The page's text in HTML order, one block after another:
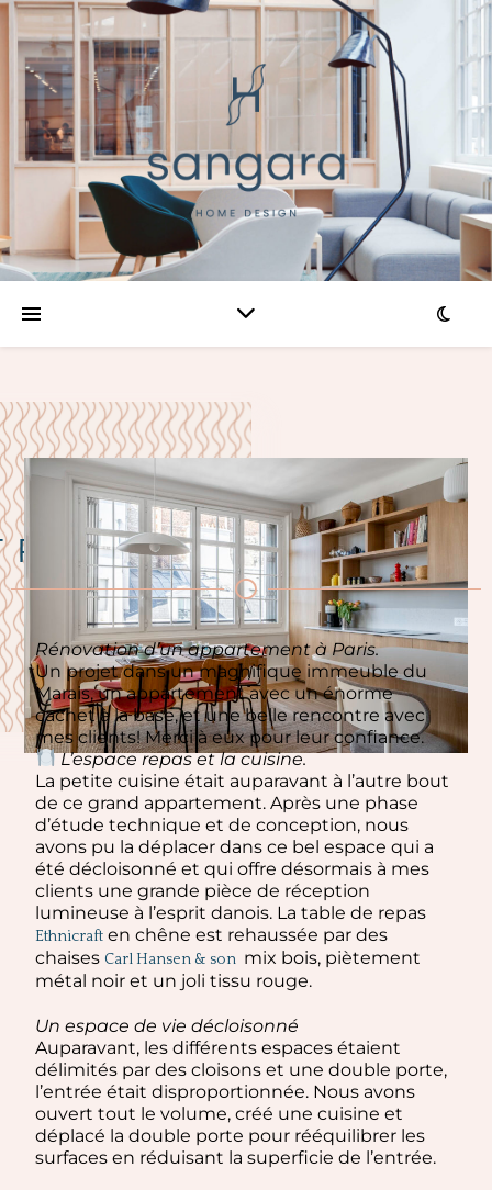
PERLE /
Rénovation d’un appartement à Paris.
Un projet dans un magnifique immeuble du
Marais, un appartement avec un énorme
cachet à la base, et une belle rencontre avec
mes clients! Merci à eux pour leur confiance.
L’espace repas et la cuisine.
La petite cuisine était auparavant à l’autre bout
de ce grand appartement. Après une phase
d’étude technique et de conception, nous
avons pu la déplacer dans ce bel espace qui a
été décloisonné et qui offre désormais à mes
clients une grande pièce de réception
lumineuse à l’esprit danois. La table de repas
Ethnicraft en chêne est rehaussée par des
chaises Carl Hansen & son mix bois, piètement
métal noir et un joli tissu rouge.
Un espace de vie décloisonné
Auparavant, les différents espaces étaient
délimités par des cloisons et une double porte,
l’entrée était disproportionnée. Nous avons
ouvert tout le volume, créé une cuisine et
déplacé la double porte pour rééquilibrer les
surfaces en réduisant la superficie de l’entrée.